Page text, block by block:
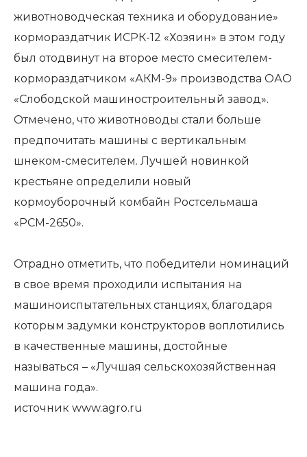
животноводческая техника и оборудование»
кормораздатчик ИСРК-12 «Хозяин» в этом году
был отодвинут на второе место смесителем-
кормораздатчиком «АКМ-9» производства ОАО
«Слободской машиностроительный завод».
Отмечено, что животноводы стали больше
предпочитать машины с вертикальным
шнеком-смесителем. Лучшей новинкой
крестьяне определили новый
кормоуборочный комбайн Ростсельмаша
«РСМ-2650».
Отрадно отметить, что победители номинаций
в свое время проходили испытания на
машиноиспытательных станциях, благодаря
которым задумки конструкторов воплотились
в качественные машины, достойные
называться – «Лучшая сельскохозяйственная
машина года».
источник www.agro.ru